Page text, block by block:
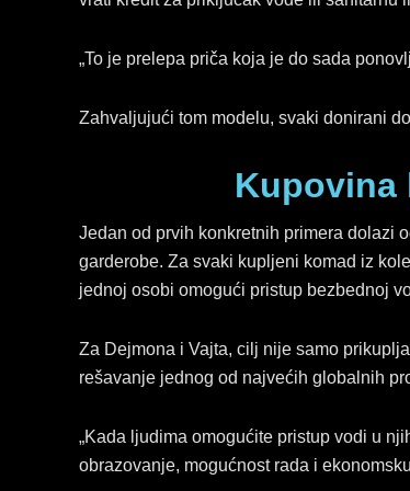
„To je prelepa priča koja je do sada
Zahvaljujući tom modelu, svaki donirani
Kupovina
Jedan od prvih konkretnih primera dolazi
garderobe. Za svaki kupljeni komad iz
jednoj osobi omogući pristup bezbednoj
Za Dejmona i Vajta, cilj nije samo
rešavanje jednog od najvećih globalnih
„Kada ljudima omogućite pristup vodi u
obrazovanje, mogućnost rada i